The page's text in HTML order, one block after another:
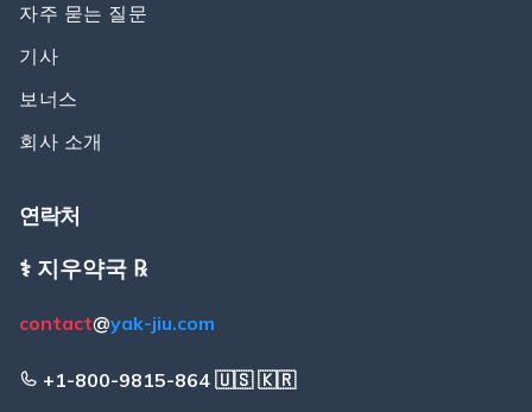
자주 묻는 질문
기사
보너스
회사 소개
연락처
⚕️ 지우약국 ℞
contact@yak-jiu.com
+1-800-9815-864 🇺🇸 🇰🇷